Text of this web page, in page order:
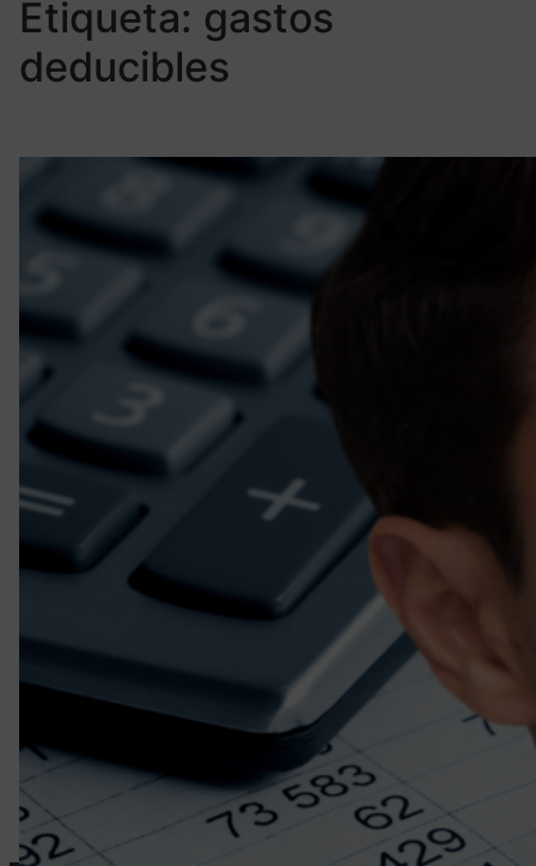
Etiqueta: gastos
deducibles
17 de febrero de 2024
Gastos Deducibles para los Autónomos que